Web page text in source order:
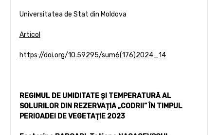
Universitatea de Stat din Moldova
Articol
https://doi.org/10.59295/sum6(176)2024_14
REGIMUL DE UMIDITATE ȘI TEMPERATURĂ AL
SOLURILOR DIN REZERVAȚIA „CODRII” ÎN TIMPUL
PERIOADEI DE VEGETAȚIE 2023